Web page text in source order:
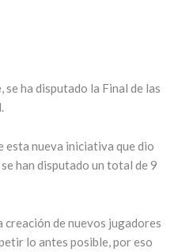
ha disputado la Final de las
esta nueva iniciativa que dio
han disputado un total de 9
de nuevos jugadores
lo antes posible, por eso